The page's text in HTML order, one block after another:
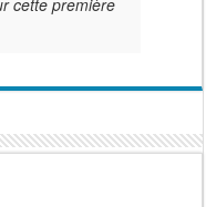
cette première